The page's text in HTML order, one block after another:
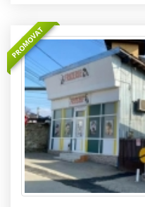
PROMOVAT